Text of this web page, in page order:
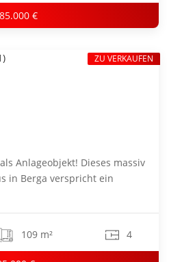
€
Anlageobjekt! Dieses massiv
in Berga verspricht ein
109 m² 4
ZU VERKAUFEN